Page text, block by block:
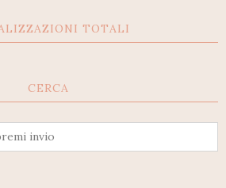
TOTALI
CERCA